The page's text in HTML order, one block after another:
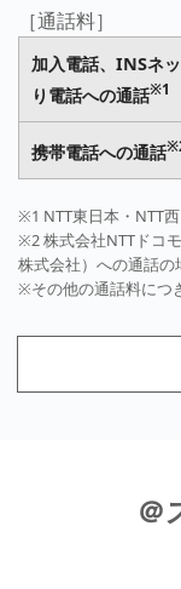
［通話料］
加入電話、INSネ
り電話への通話※1
携帯電話への通話
※1 NTT東日本・NTT
※2 株式会社NTTドコ
株式会社）への通話の
※その他の通話料につ
＠